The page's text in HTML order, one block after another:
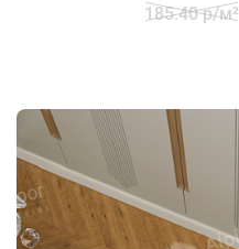
185.40 р/м²